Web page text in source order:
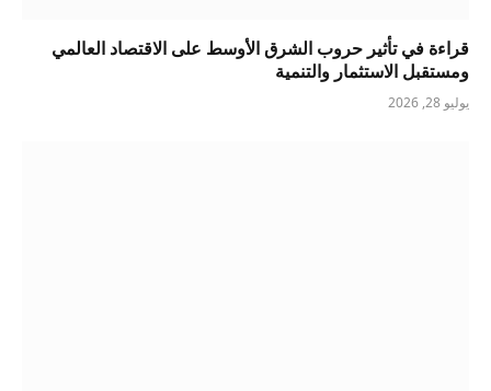
قراءة في تأثير حروب الشرق الأوسط على الاقتصاد العالمي
ومستقبل الاستثمار والتنمية
يوليو 28, 2026